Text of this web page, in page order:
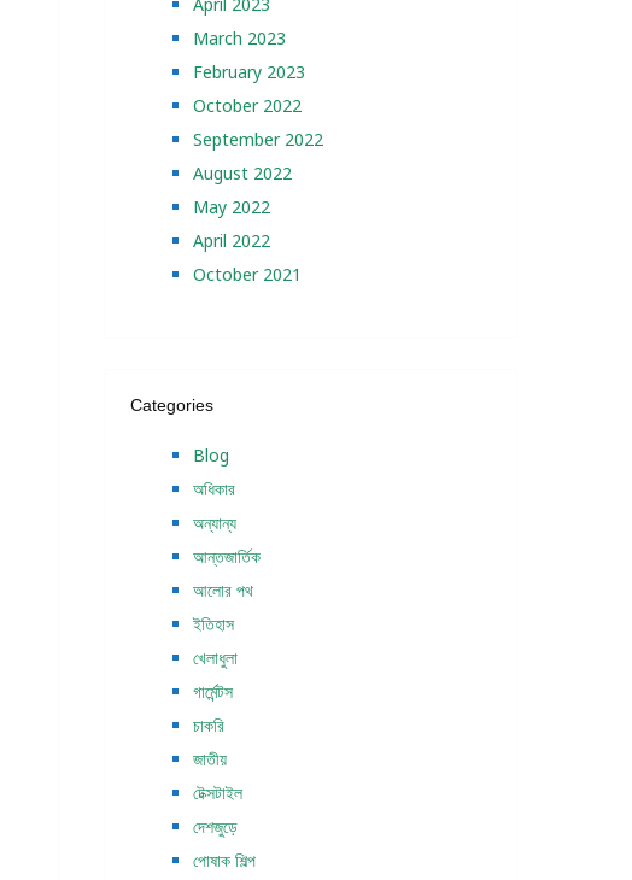
March 2023
February 2023
October 2022
September 2022
August 2022
May 2022
April 2022
October 2021
Categories
Blog
অধিকার
অন্যান্য
আন্তজার্তিক
আলোর পথ
ইতিহাস
খেলাধুলা
গার্মেন্টস
চাকরি
জাতীয়
টেক্সটাইল
দেশজুড়ে
পোষাক শিল্প